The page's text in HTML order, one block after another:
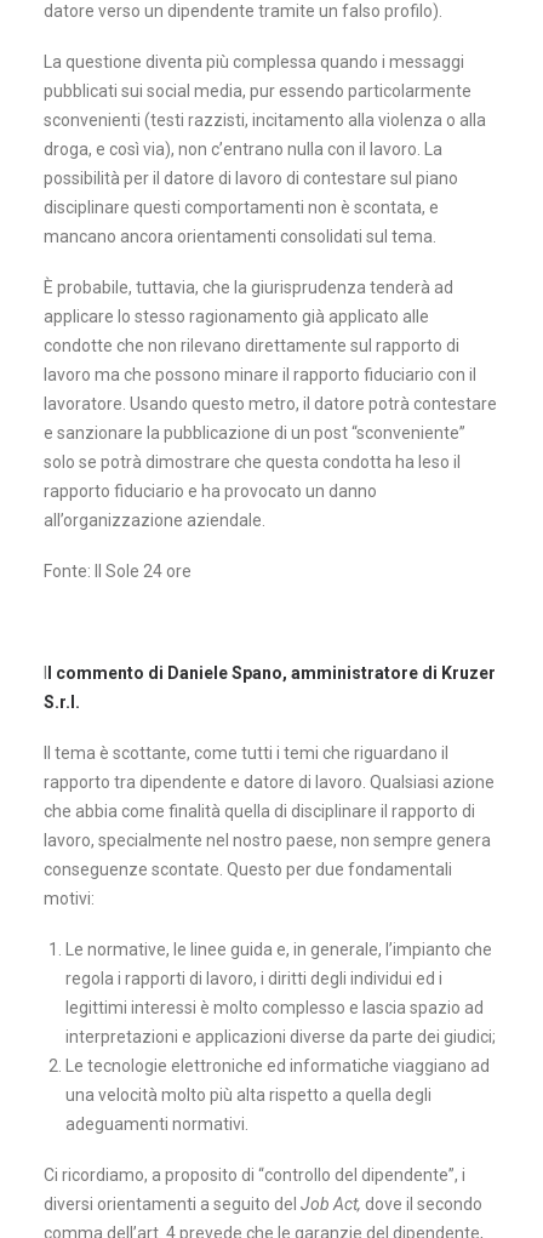
datore verso un dipendente tramite un falso profilo).
La questione diventa più complessa quando i messaggi
pubblicati sui social media, pur essendo particolarmente
sconvenienti (testi razzisti, incitamento alla violenza o alla
droga, e così via), non c’entrano nulla con il lavoro. La
possibilità per il datore di lavoro di contestare sul piano
disciplinare questi comportamenti non è scontata, e
mancano ancora orientamenti consolidati sul tema.
È probabile, tuttavia, che la giurisprudenza tenderà ad
applicare lo stesso ragionamento già applicato alle
condotte che non rilevano direttamente sul rapporto di
lavoro ma che possono minare il rapporto fiduciario con il
lavoratore. Usando questo metro, il datore potrà contestare
e sanzionare la pubblicazione di un post “sconveniente”
solo se potrà dimostrare che questa condotta ha leso il
rapporto fiduciario e ha provocato un danno
all’organizzazione aziendale.
Fonte: Il Sole 24 ore
l commento di Daniele Spano, amministratore di Kruzer
S.r.l.
Il tema è scottante, come tutti i temi che riguardano il
rapporto tra dipendente e datore di lavoro. Qualsiasi azione
che abbia come finalità quella di disciplinare il rapporto di
lavoro, specialmente nel nostro paese, non sempre genera
conseguenze scontate. Questo per due fondamentali
motivi:
Le normative, le linee guida e, in generale, l’impianto che
regola i rapporti di lavoro, i diritti degli individui ed i
legittimi interessi è molto complesso e lascia spazio ad
interpretazioni e applicazioni diverse da parte dei giudici;
Le tecnologie elettroniche ed informatiche viaggiano ad
una velocità molto più alta rispetto a quella degli
adeguamenti normativi.
Ci ricordiamo, a proposito di “controllo del dipendente”, i
diversi orientamenti a seguito del Job Act, dove il secondo
comma dell’art. 4 prevede che le garanzie del dipendente,